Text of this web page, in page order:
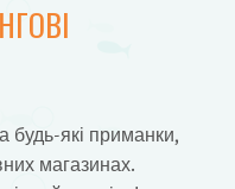
будь-які приманки,
магазинах.